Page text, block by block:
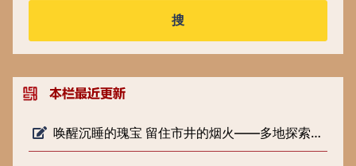
搜
唤醒沉睡的瑰宝 留住市井的烟火——多地探索低级别文物保护新路径